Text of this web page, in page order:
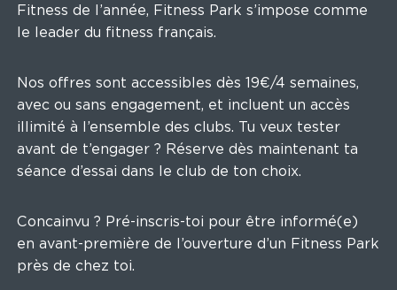
Fitness de l’année, Fitness Park s’impose comme
le leader du fitness français.
Nos offres sont accessibles dès 19€/4 semaines,
avec ou sans engagement, et incluent un accès
illimité à l’ensemble des clubs. Tu veux tester
avant de t’engager ? Réserve dès maintenant ta
séance d’essai dans le club de ton choix.
Concainvu ? Pré-inscris-toi pour être informé(e)
en avant-première de l’ouverture d’un Fitness Park
près de chez toi.